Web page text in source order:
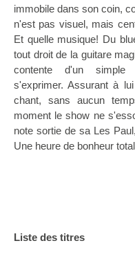
immobile dans son coin,
n'est pas visuel, mais
Et quelle musique! Du
tout droit de la guitare
contente d'un simple
s'exprimer. Assurant à
chant, sans aucun
moment le show ne
note sortie de sa Les
Une heure de bonheur
Liste des titres